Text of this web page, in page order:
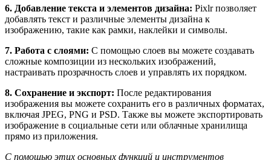
6. Добавление текста и элементов дизайна: Pixlr позволяет
добавлять текст и различные элементы дизайна к
изображению, такие как рамки, наклейки и символы.
7. Работа с слоями: С помощью слоев вы можете создавать
сложные композиции из нескольких изображений,
настраивать прозрачность слоев и управлять их порядком.
8. Сохранение и экспорт: После редактирования
изображения вы можете сохранить его в различных форматах,
включая JPEG, PNG и PSD. Также вы можете экспортировать
изображение в социальные сети или облачные хранилища
прямо из приложения.
С помощью этих основных функций и инструментов